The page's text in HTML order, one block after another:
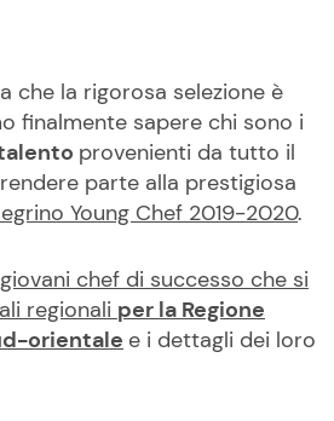
che la rigorosa selezione è
finalmente sapere chi sono i
provenienti da tutto il
parte alla prestigiosa
Young Chef 2019-2020.
chef di successo che si
regionali per la Regione
orientale e i dettagli dei loro